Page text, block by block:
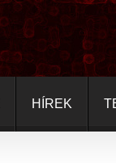
HÍREK